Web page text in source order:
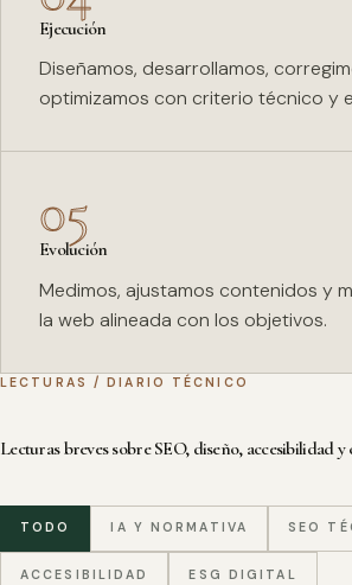
Ejecución
Diseñamos, desarrollamos,
optimizamos con criterio técnico y
05
Evolución
Medimos, ajustamos contenidos y
la web alineada con los objetivos.
LECTURAS / DIARIO TÉCNICO
Lecturas breves sobre SEO, diseño, accesibilidad
TODO IA Y NORMATIVA SEO
ACCESIBILIDAD ESG DIGITAL